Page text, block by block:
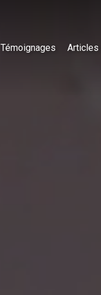
Témoignages Articles